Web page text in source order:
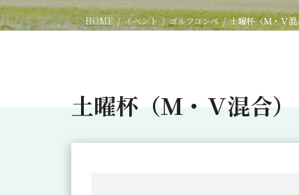
HOME イベント ゴルフコンペ 土曜杯（Ｍ・Ｖ混
土曜杯（Ｍ・Ｖ混合）